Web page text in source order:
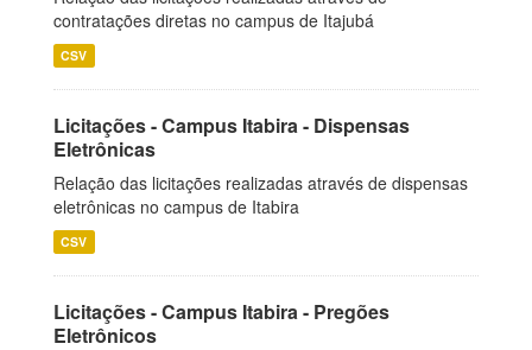
contratações diretas no campus de Itajubá
CSV
Licitações - Campus Itabira - Dispensas
Eletrônicas
Relação das licitações realizadas através de dispensas
eletrônicas no campus de Itabira
CSV
Licitações - Campus Itabira - Pregões
Eletrônicos